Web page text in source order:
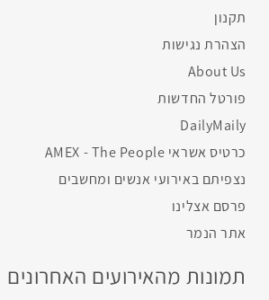
תקנון
הצהרת נגישות
About Us
פורטל החדשות
DailyMaily
כרטיס אשראי AMEX - The People
נצפיתם באירועי אנשים ומחשבים
פרסם אצלינו
אתר הנמר
תמונות מהאירועים האחרונים